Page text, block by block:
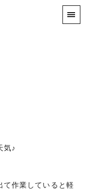
気♪
て作業していると軽